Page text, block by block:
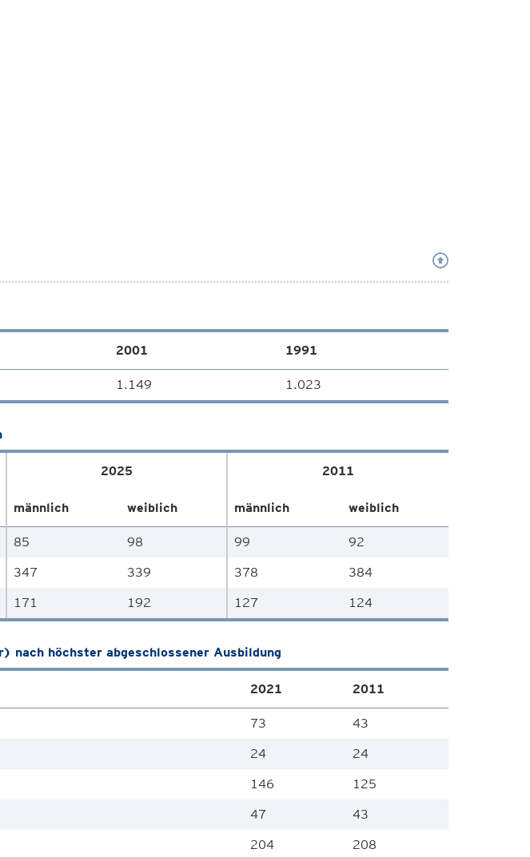
2001 1991
1.149 1.023
2025 2011
männlich weiblich männlich weiblich
85 98 99
92
347 339 378
384
171 192 127 124
nach höchster abgeschlossener Ausbildung
2021 2011
73
43
24
24
146
125
47
43
204
208